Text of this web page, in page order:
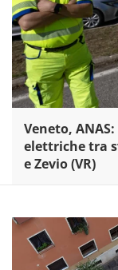
Veneto,
elettriche tra
e Zevio (VR)